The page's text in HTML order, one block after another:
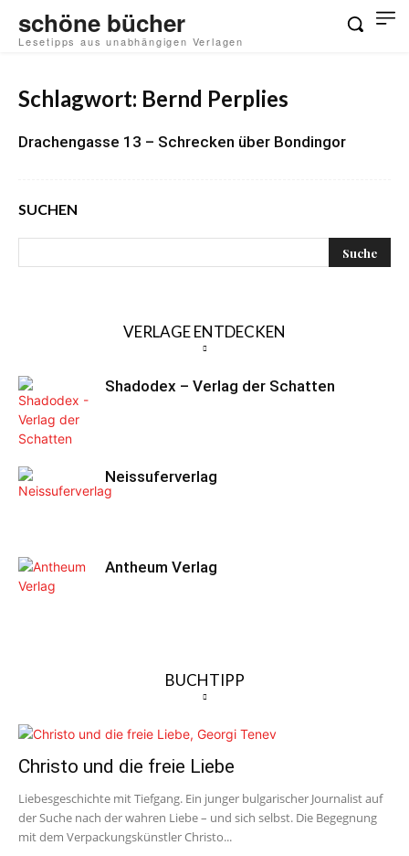
schöne bücher
Lesetipps aus unabhängigen Verlagen
Schlagwort: Bernd Perplies
Drachengasse 13 – Schrecken über Bondingor
SUCHEN
VERLAGE ENTDECKEN
Shadodex – Verlag der Schatten
Neissuferverlag
Antheum Verlag
BUCHTIPP
Christo und die freie Liebe
Liebesgeschichte mit Tiefgang. Ein junger bulgarischer Journalist auf
der Suche nach der wahren Liebe – und sich selbst. Die Begegnung
mit dem Verpackungskünstler Christo...